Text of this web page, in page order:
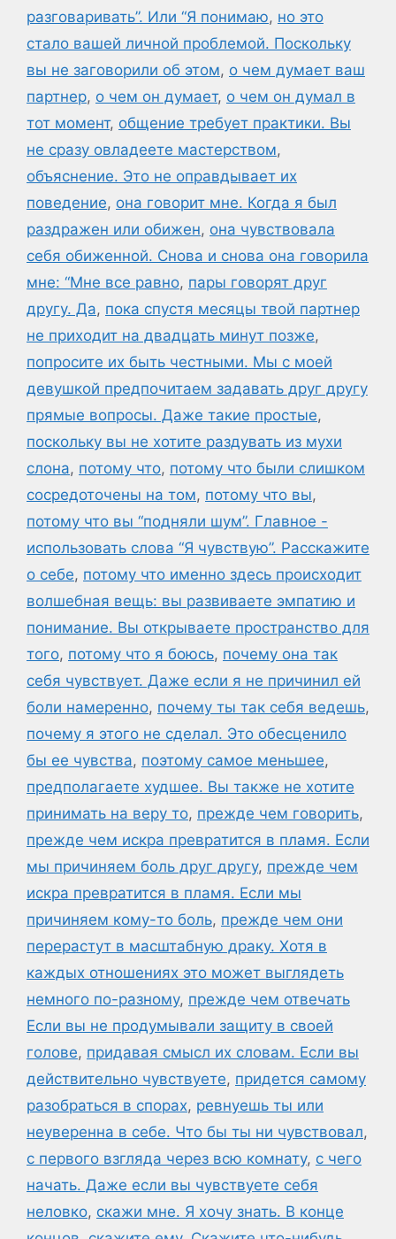
разговаривать”. Или “Я понимаю, но это
стало вашей личной проблемой. Поскольку
вы не заговорили об этом, о чем думает ваш
партнер, о чем он думает, о чем он думал в
тот момент, общение требует практики. Вы
не сразу овладеете мастерством,
объяснение. Это не оправдывает их
поведение, она говорит мне. Когда я был
раздражен или обижен, она чувствовала
себя обиженной. Снова и снова она говорила
мне: “Мне все равно, пары говорят друг
другу. Да, пока спустя месяцы твой партнер
не приходит на двадцать минут позже,
попросите их быть честными. Мы с моей
девушкой предпочитаем задавать друг другу
прямые вопросы. Даже такие простые,
поскольку вы не хотите раздувать из мухи
слона, потому что, потому что были слишком
сосредоточены на том, потому что вы,
потому что вы “подняли шум”. Главное -
использовать слова “Я чувствую”. Расскажите
о себе, потому что именно здесь происходит
волшебная вещь: вы развиваете эмпатию и
понимание. Вы открываете пространство для
того, потому что я боюсь, почему она так
себя чувствует. Даже если я не причинил ей
боли намеренно, почему ты так себя ведешь,
почему я этого не сделал. Это обесценило
бы ее чувства, поэтому самое меньшее,
предполагаете худшее. Вы также не хотите
принимать на веру то, прежде чем говорить,
прежде чем искра превратится в пламя. Если
мы причиняем боль друг другу, прежде чем
искра превратится в пламя. Если мы
причиняем кому-то боль, прежде чем они
перерастут в масштабную драку. Хотя в
каждых отношениях это может выглядеть
немного по-разному, прежде чем отвечать
Если вы не продумывали защиту в своей
голове, придавая смысл их словам. Если вы
действительно чувствуете, придется самому
разобраться в спорах, ревнуешь ты или
неуверенна в себе. Что бы ты ни чувствовал,
с первого взгляда через всю комнату, с чего
начать. Даже если вы чувствуете себя
неловко, скажи мне. Я хочу знать. В конце